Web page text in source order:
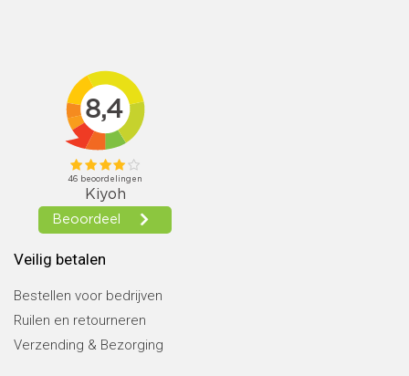
Veilig betalen
Bestellen voor bedrijven
Ruilen en retourneren
Verzending & Bezorging